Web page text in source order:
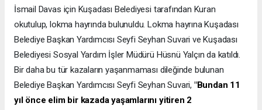
İsmail Davas için Kuşadası Belediyesi tarafından Kuran
okutulup, lokma hayrında bulunuldu. Lokma hayrına Kuşadası
Belediye Başkan Yardımcısı Seyfi Seyhan Suvari ve Kuşadası
Belediyesi Sosyal Yardım İşler Müdürü Hüsnü Yalçın da katıldı.
Bir daha bu tür kazaların yaşanmaması dileğinde bulunan
Belediye Başkan Yardımcısı Seyfi Seyhan Suvari, "Bundan 11
yıl önce elim bir kazada yaşamlarını yitiren 2